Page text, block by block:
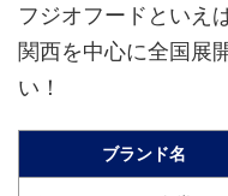
フジオフードといえ
関西を中心に全国展
い！
ブランド名